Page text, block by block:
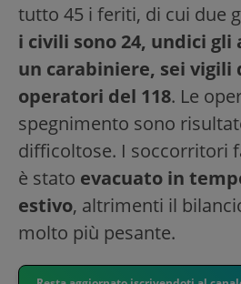
tutto 45 i feriti, di cui due
i civili sono 24, undici
un carabiniere, sei vigili
operatori del 118. Le
spegnimento sono
difficoltose. I soccorritori
è stato evacuato in
estivo, altrimenti il
molto più pesante.